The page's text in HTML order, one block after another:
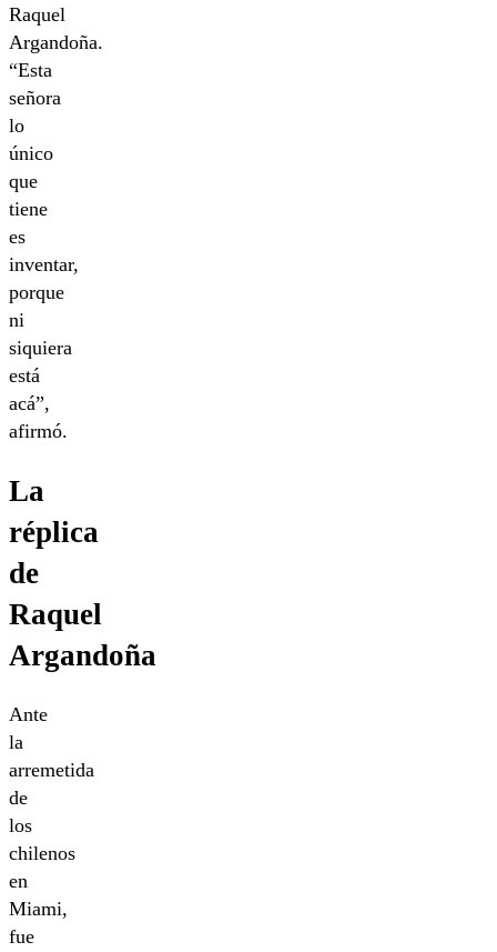
Raquel
Argandoña.
“Esta
señora
lo
único
que
tiene
es
inventar,
porque
ni
siquiera
está
acá”,
afirmó.
La
réplica
de
Raquel
Argandoña
Ante
la
arremetida
de
los
chilenos
en
Miami,
fue